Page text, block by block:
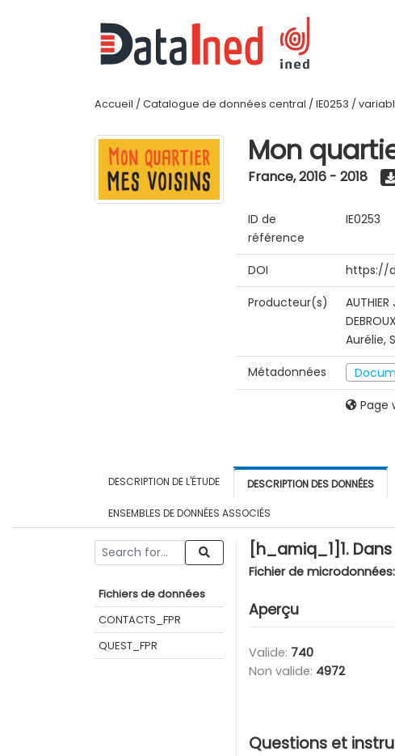
Accueil / Catalogue de données central / IE0253 /
Mon
France,2016 - 2018
ID de
référence
IE0253
DOI
https://
Producteur(s)
Aurélie,
Métadonnées
Page
DESCRIPTION DE L'ÉTUDE DESCRIPTION DES DONNÉES
ENSEMBLES DE DONNÉES ASSOCIÉS
Fichiers de données
CONTACTS_FPR
QUEST_FPR
[h_amiq_1]1.
Fichier de microdonnées:
Aperçu
Valide: 740
Non valide: 4972
Questions et